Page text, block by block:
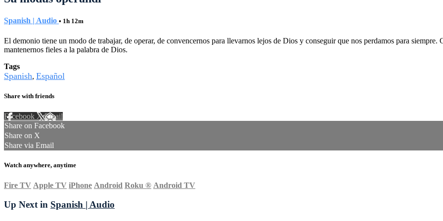
Spanish | Audio • 1h 12m
El demonio tiene un modo de trabajar, de operar, de convencernos para llevarnos lejos de Dios y conseguir que nos perdamos para siempre.
mantenernos fieles a la palabra de Dios.
Tags
Spanish, Español
Share with friends
Facebook XEmail
Share on Facebook
Share on X
Share via Email
Watch anywhere, anytime
Fire TV Apple TV iPhone Android Roku ® Android TV
Up Next in Spanish | Audio